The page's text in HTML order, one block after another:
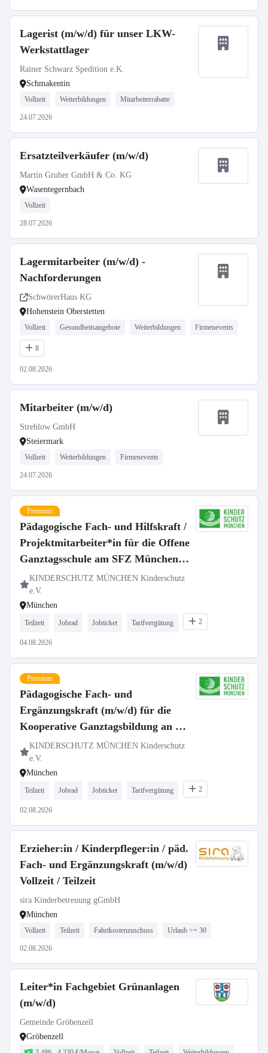
Lagerist (m/w/d) für unser LKW-
Werkstattlager
Rainer Schwarz Spedition e.K.
Schmakentin
Vollzeit Weiterbildungen Mitarbeiterrabatte
24.07.2026
Ersatzteilverkäufer (m/w/d)
Martin Gruber GmbH & Co. KG
Wasentegernbach
Vollzeit
28.07.2026
Lagermitarbeiter (m/w/d) -
Nachforderungen
SchwörerHaus KG
Hohenstein Oberstetten
Vollzeit Gesundheitsangebote Weiterbildungen Firmenevents
8
02.08.2026
Mitarbeiter (m/w/d)
Strehlow GmbH
Steiermark
Vollzeit Weiterbildungen Firmenevents
24.07.2026
Premium
Pädagogische Fach- und Hilfskraft /
Projektmitarbeiter*in für die Offene
Ganztagsschule am SFZ München
Nord-Ost
KINDERSCHUTZ MÜNCHEN Kinderschutz
e.V.
München
Teilzeit Jobrad Jobticket Tarifvergütung 2
04.08.2026
Premium
Pädagogische Fach- und
Ergänzungskraft (m/w/d) für die
Kooperative Ganztagsbildung an der
Grundschule Waldmeisterstraße
KINDERSCHUTZ MÜNCHEN Kinderschutz
e.V.
München
Teilzeit Jobrad Jobticket Tarifvergütung 2
02.08.2026
Erzieher:in / Kinderpfleger:in / päd.
Fach- und Ergänzungskraft (m/w/d)
Vollzeit / Teilzeit
sira Kinderbetreuung gGmbH
München
Vollzeit Teilzeit Fahrtkostenzuschuss Urlaub >= 30
02.08.2026
Leiter*in Fachgebiet Grünanlagen
(m/w/d)
Gemeinde Gröbenzell
Gröbenzell